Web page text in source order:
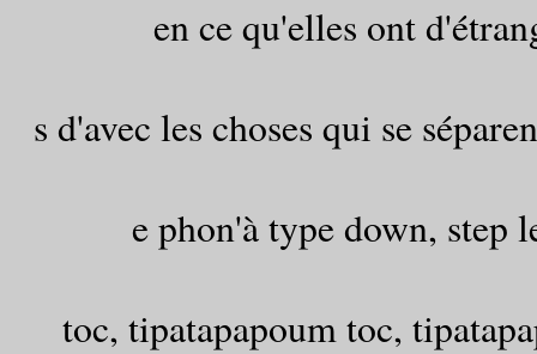
en ce qu'elles ont
s d'avec les choses qui se
e phon'à type down, step
toc, tipatapapoum toc,